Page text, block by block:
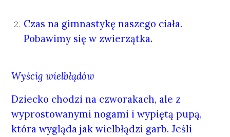
Czas na gimnastykę naszego ciała.
Pobawimy się w zwierzątka.
Wyścig wielbłądów
Dziecko chodzi na czworakach, ale z
wyprostowanymi nogami i wypiętą pupą,
która wygląda jak wielbłądzi garb. Jeśli